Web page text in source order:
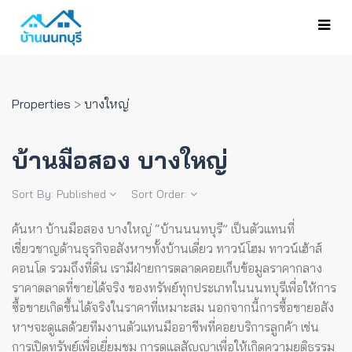
Properties > บางใหญ่
บ้านมือสอง บางใหญ่
Sort By: Published Sort Order:
ค้นหา บ้านมือสอง บางใหญ่ “บ้านนนทบุรี” เป็นตัวแทนที่
เชี่ยวชาญด้านธุรกิจอสังหาฯทั้งบ้านเดี่ยว ทาวน์โฮม ทาวน์เฮ้าส์
คอนโด รวมถึงที่ดิน เรามีฝ่ายการตลาดคอยเก็บข้อมูลราคากลาง
ราคาตลาดที่ขายได้จริง ของทรัพย์ทุกประเภทในนนทบุรีเพื่อให้การ
ซื้อขายเกิดขึ้นได้จริงในราคาที่เหมาะสม นอกจากนี้การซื้อขายอสัง
หาฯจะดูแลด้วยทีมงานตัวแทนมืออาชีพที่คอยบริการลูกค้า เช่น
การเปิดทรัพย์เพื่อเยี่ยมชม การดูแลสัญญาเพื่อให้เกิดความยุติธรรม